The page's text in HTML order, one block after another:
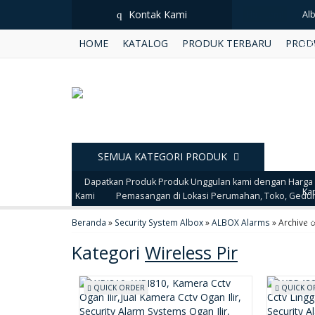
q Kontak Kami
HOME KATALOG PRODUK TERBARU
SEMUA KATEGORI PRODUK
Dapatkan Produk Produk Unggulan kami dengan Harga
Kami
Pemasangan di Lokasi Perumahan, Toko,
Beranda » Security System Albox»ALBOX Alarms »Archive
Kategori Wireless Pir
QUICK ORDER QUICK